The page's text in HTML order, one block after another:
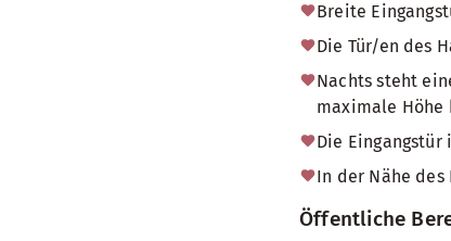
Breite
Die Tür/en des
Nachts steht
maximale Höhe
Die
In der Nähe
Öffentliche